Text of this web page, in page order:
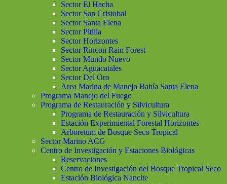
Sector El Hacha
Sector San Cristobal
Sector Santa Elena
Sector Pitilla
Sector Horizontes
Sector Rincon Rain Forest
Sector Mundo Nuevo
Sector Aguacatales
Sector Del Oro
Area Marina de Manejo Bahía Santa Elena
Programa Manejo del Fuego
Programa de Restauración y Silvicultura
Programa de Restauración y Silvicultura
Estación Experimiental Forestal Horizontes
Arboretum de Bosque Seco Tropical
Sector Marino ACG
Centro de Investigación y Estaciones Biológicas
Reservaciones
Centro de Investigación del Bosque Tropical Seco
Estación Biológica Nancite